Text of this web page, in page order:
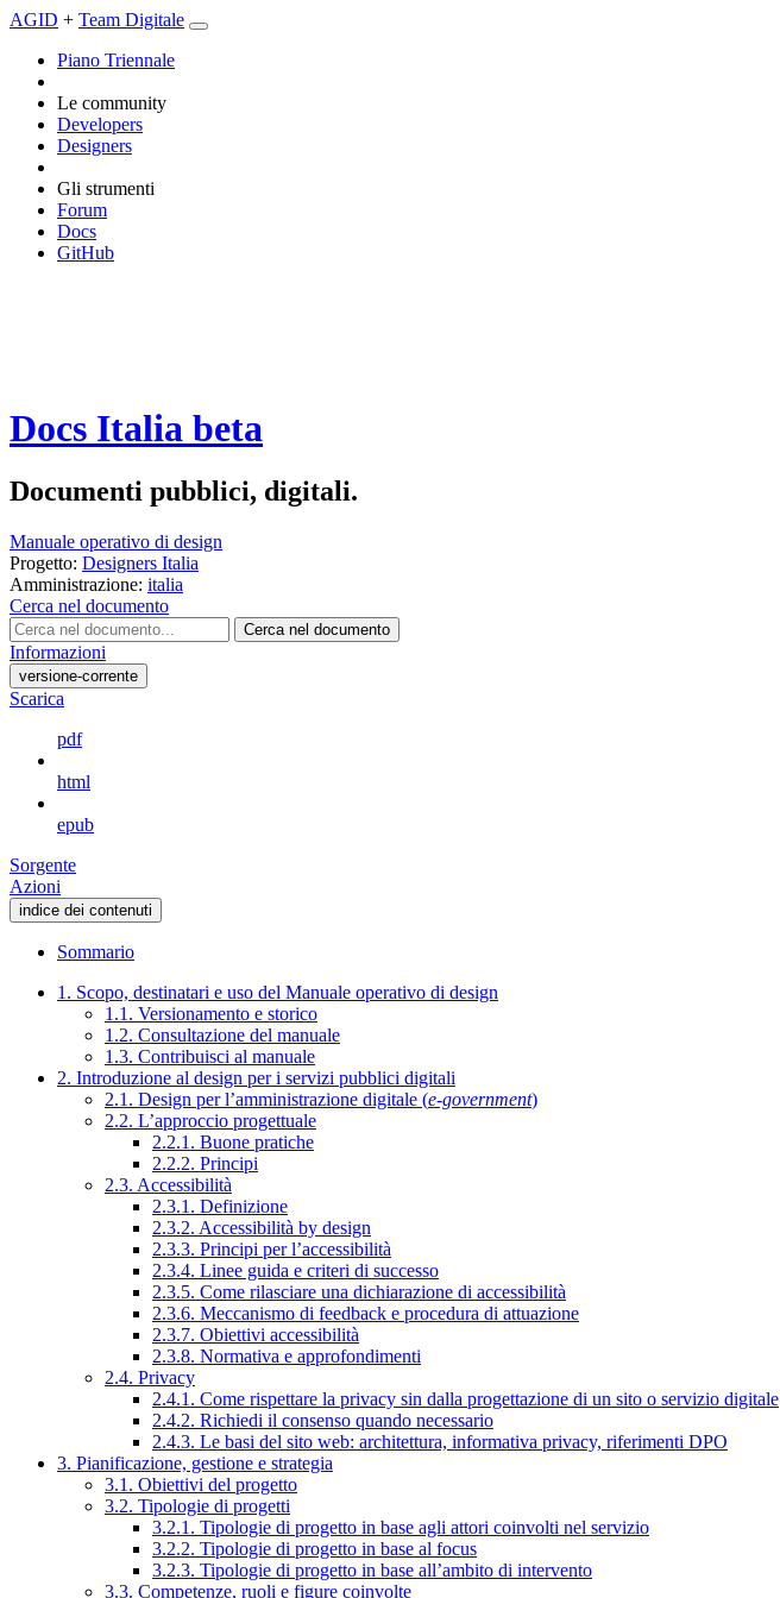
AGID + Team Digitale
Piano Triennale
Le community
Developers
Designers
Gli strumenti
Forum
Docs
GitHub
Docs Italia beta
Documenti pubblici, digitali.
Manuale operativo di design
Progetto: Designers Italia
Amministrazione: italia
Cerca nel documento
Cerca nel documento
Informazioni
versione-corrente
Scarica
pdf
html
epub
Sorgente
Azioni
indice dei contenuti
Sommario
1. Scopo, destinatari e uso del Manuale operativo di design
1.1. Versionamento e storico
1.2. Consultazione del manuale
1.3. Contribuisci al manuale
2. Introduzione al design per i servizi pubblici digitali
2.1. Design per l’amministrazione digitale (e-government)
2.2. L’approccio progettuale
2.2.1. Buone pratiche
2.2.2. Principi
2.3. Accessibilità
2.3.1. Definizione
2.3.2. Accessibilità by design
2.3.3. Principi per l’accessibilità
2.3.4. Linee guida e criteri di successo
2.3.5. Come rilasciare una dichiarazione di accessibilità
2.3.6. Meccanismo di feedback e procedura di attuazione
2.3.7. Obiettivi accessibilità
2.3.8. Normativa e approfondimenti
2.4. Privacy
2.4.1. Come rispettare la privacy sin dalla progettazione di un sito o servizio digitale
2.4.2. Richiedi il consenso quando necessario
2.4.3. Le basi del sito web: architettura, informativa privacy, riferimenti DPO
3. Pianificazione, gestione e strategia
3.1. Obiettivi del progetto
3.2. Tipologie di progetti
3.2.1. Tipologie di progetto in base agli attori coinvolti nel servizio
3.2.2. Tipologie di progetto in base al focus
3.2.3. Tipologie di progetto in base all’ambito di intervento
3.3. Competenze, ruoli e figure coinvolte